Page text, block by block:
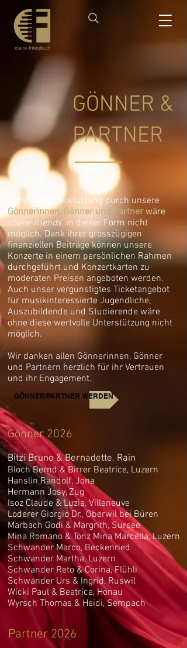
GÖNNER &
PARTNER
Ohne die Unterstützung durch unsere
Gönnerinnen, Gönner und Partner wäre
claire-friends in dieser Form nicht
möglich. Dank ihrer grosszügigen
finanziellen Beiträgekönnen unsere
Konzerte in einem persönlichen Rahmen
durchgeführt und Konzertkarten zu
moderaten Preisen angeboten werden.
Auch unser vergünstigtes Ticketangebot
für musikinteressierte Jugendliche,
Auszubildende und Studierende wäre
ohne diese wertvolle Unterstützung nicht
möglich.
Wir danken allen Gönnerinnen, Gönner
und Partnern herzlich für ihr Vertrauen
und ihr Engagement.
GÖNNER/PARTNER WERDEN
Gönner 2026
Bitzi Bruno & Bernadette, Rain
Bloch Bernd & Birrer Beatrice, Luzern
Hanslin Randolf, Jona
Hermann Josy, Zug
Isoz Claude & Luzia, Villeneuve
Loderer Giorgio Dr., Oberwil bei Büren
Marbach Godi & Margrith, Sursee
Mina Romano &Tönz Mina Marcella, Luzern
Schwander Marco, Beckenried
Schwander Martha, Luzern
Schwander Reto & Corina, Flühli
Schwander Urs & Ingrid, Ruswil
Wicki Paul & Beatrice, Honau
Wyrsch Thomas & Heidi, Sempach
Partner 2026